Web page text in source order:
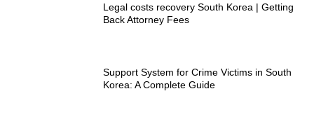
Legal costs recovery South Korea | Getting
Back Attorney Fees
Support System for Crime Victims in South
Korea: A Complete Guide